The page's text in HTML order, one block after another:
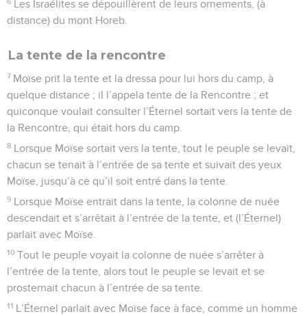
Les Israélites se dépouillèrent de leurs ornements, (à
distance) du mont Horeb.
La tente de la rencontre
7 Moïse prit la tente et la dressa pour lui hors du camp, à
quelque distance ; il l’appela tente de la Rencontre ; et
quiconque voulait consulter l’Éternel sortait vers la tente de
la Rencontre, qui était hors du camp.
8 Lorsque Moïse sortait vers la tente, tout le peuple se levait,
chacun se tenait à l’entrée de sa tente et suivait des yeux
Moïse, jusqu’à ce qu’il soit entré dans la tente.
9 Lorsque Moïse entrait dans la tente, la colonne de nuée
descendait et s’arrêtait à l’entrée de la tente, et (l’Éternel)
parlait avec Moïse.
10 Tout le peuple voyait la colonne de nuée s’arrêter à
l’entrée de la tente, alors tout le peuple se levait et se
prosternait chacun à l’entrée de sa tente.
11 L’Éternel parlait avec Moïse face à face, comme un homme